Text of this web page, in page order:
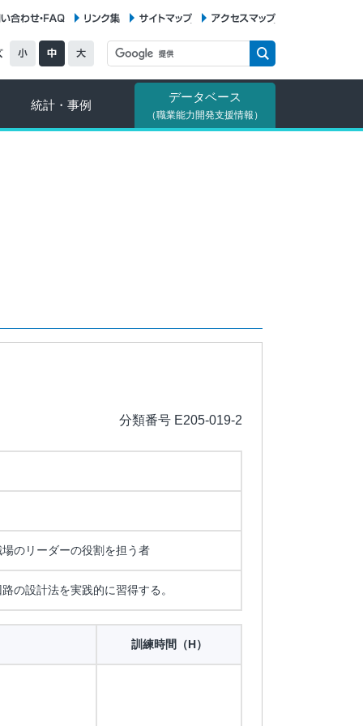
統計・事例
データベース
（職業能力開発支援情報）
分類番号 E205-019-2
のリーダーの役割を担う者
の設計法を実践的に習得する。
訓練時間（H）